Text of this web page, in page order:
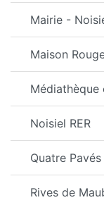
Mairie -
Maison
Médiathèque
Noisiel RER
Quatre Pavés
Rives de